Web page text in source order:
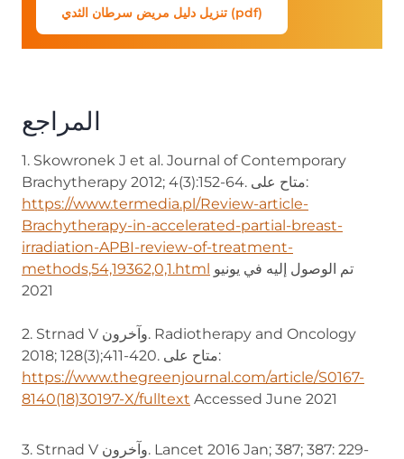
تنزيل دليل مريض سرطان الثدي (pdf)
المراجع
1. Skowronek J et al. Journal of Contemporary
Brachytherapy 2012; 4(3):152-64. متاح على:
https://www.termedia.pl/Review-article-
Brachytherapy-in-accelerated-partial-breast-
irradiation-APBI-review-of-treatment-
methods,54,19362,0,1.html (opens in new tab)
2021
2. Strnad V وآخرون. Radiotherapy and Oncology
2018; 128(3);411-420. متاح على:
https://www.thegreenjournal.com/article/S0167-
8140(18)30197-X/fulltext (opens in new tab)
Accessed June 2021
3. Strnad V وآخرون. Lancet 2016 Jan; 387; 387: 229-